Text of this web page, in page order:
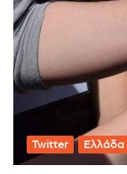
Twitter Ελλάδα